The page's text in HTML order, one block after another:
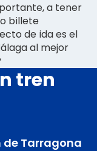
a tener
billete
de ida es el
al mejor
tren
de Tarragona